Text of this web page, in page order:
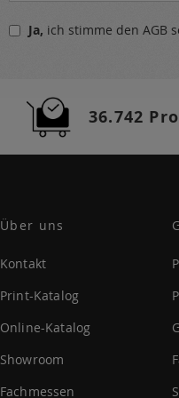
für Ja, ich stimme den AGB
36.742
Über uns
Kontakt
Print-Katalog
Online-Katalog
Showroom
Fachmessen